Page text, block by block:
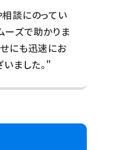
談にのってい
ーズで助かりま
にも迅速にお
ました。"